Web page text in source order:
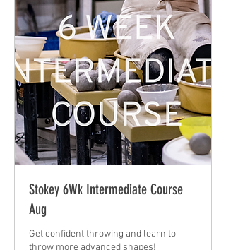
Stokey 6Wk Intermediate Course
Aug
Get confident throwing and learn to